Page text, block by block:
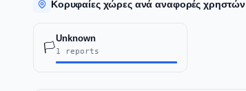
Κορυφαίες χώρες ανά αναφορές χρηστών
🏳️
Unknown
1 reports